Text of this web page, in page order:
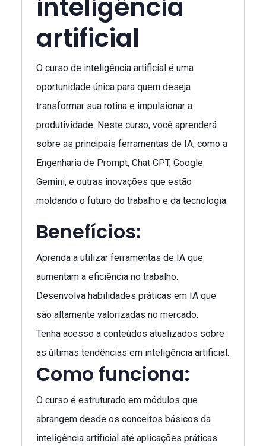
inteligência
artificial
O curso de inteligência artificial é uma
oportunidade única para quem deseja
transformar sua rotina e impulsionar a
produtividade. Neste curso, você aprenderá
sobre as principais ferramentas de IA, como a
Engenharia de Prompt, Chat GPT, Google
Gemini, e outras inovações que estão
moldando o futuro do trabalho e da tecnologia.
Benefícios:
Aprenda a utilizar ferramentas de IA que
aumentam a eficiência no trabalho.
Desenvolva habilidades práticas em IA que
são altamente valorizadas no mercado.
Tenha acesso a conteúdos atualizados sobre
as últimas tendências em inteligência artificial.
Como funciona:
O curso é estruturado em módulos que
abrangem desde os conceitos básicos da
inteligência artificial até aplicações práticas.